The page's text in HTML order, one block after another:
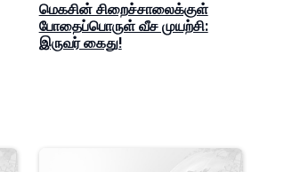
மெகசின் சிறைச்சாலைக்குள்
போதைப்பொருள் வீச முயற்சி:
இருவர் கைது!